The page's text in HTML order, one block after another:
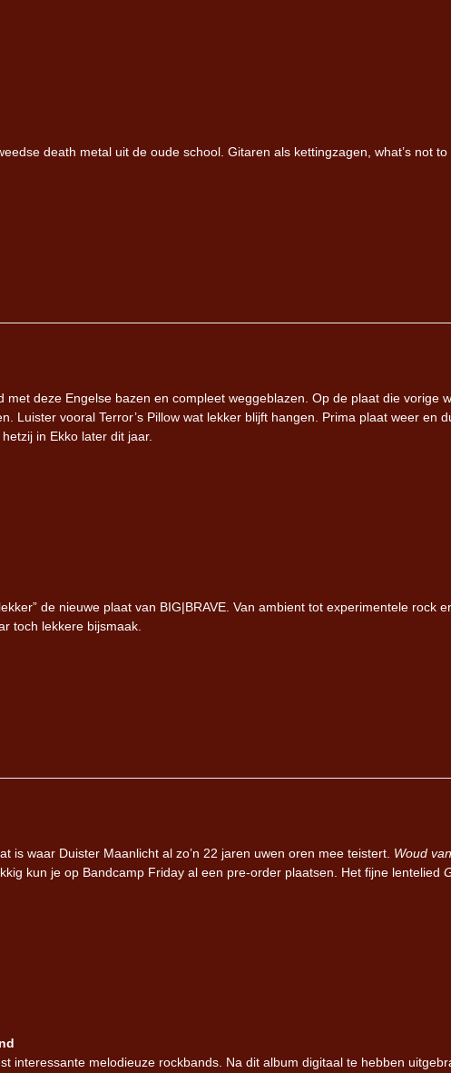
death metal uit de oude school. Gitaren als kettingzagen, what’s not to
deze Engelse bazen en compleet weggeblazen. Op de plaat die vorige
Luister vooral Terror’s Pillow wat lekker blijft hangen. Prima plaat weer en
in Ekko later dit jaar.
de nieuwe plaat van BIG|BRAVE. Van ambient tot experimentele rock
toch lekkere bijsmaak.
is waar Duister Maanlicht al zo’n 22 jaren uwen oren mee teistert. Woud
kun je op Bandcamp Friday al een pre-order plaatsen. Het fijne lentelied
interessante melodieuze rockbands. Na dit album digitaal te hebben